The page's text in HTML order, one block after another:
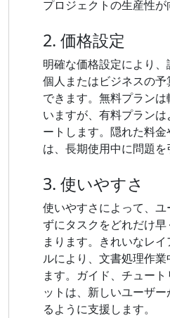
プロジェクトの生産性が
2. 価格設定
明確な価格設定により
個人またはビジネスの
できます。無料プラン
いますが、有料プラン
ートします。隠れた料
は、長期使用中に問題を
3. 使いやすさ
使いやすさによって、
ずにタスクをどれだけ
まります。きれいなレ
ルにより、文書処理作
ます。ガイド、チュー
ットは、新しいユーザ
るように支援します。